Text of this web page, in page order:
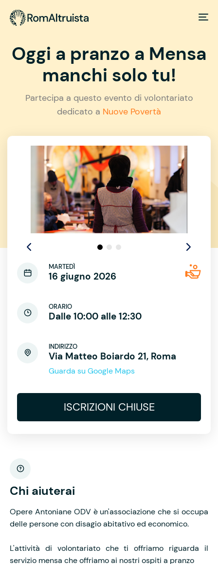
Oggi a pranzo a Mensa
manchi solo tu!
Partecipa a questo evento di volontariato
dedicato a Nuove Povertà
MARTEDÌ
16 giugno 2026
ORARIO
Dalle 10:00 alle 12:30
INDIRIZZO
Via Matteo Boiardo 21, Roma
Guarda su Google Maps
ISCRIZIONI CHIUSE
Chi aiuterai
Opere Antoniane ODV è un'associazione che si occupa
delle persone con disagio abitativo ed economico.
L'attività di volontariato che ti offriamo riguarda il
servizio mensa che offriamo ai nostri ospiti a pranzo